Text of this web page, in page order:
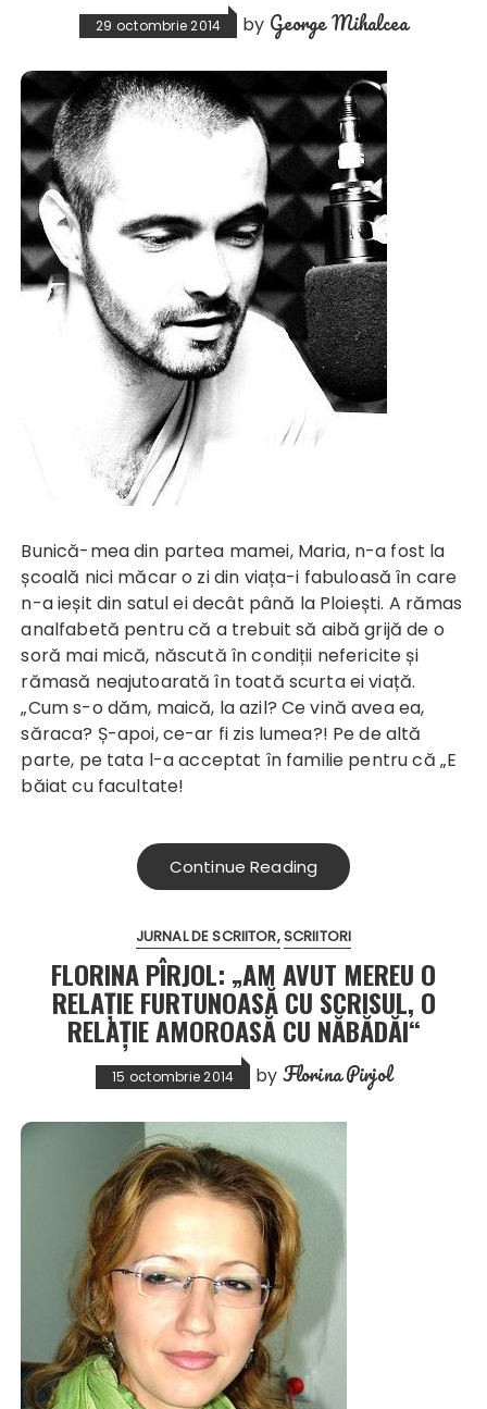
29 octombrie 2014 by George Mihalcea
Bunică-mea din partea mamei, Maria, n-a fost la
școală nici măcar o zi din viața-i fabuloasă în care
n-a ieșit din satul ei decât până la Ploiești. A rămas
analfabetă pentru că a trebuit să aibă grijă de o
soră mai mică, născută în condiții nefericite și
rămasă neajutoarată în toată scurta ei viață.
„Cum s-o dăm, maică, la azil? Ce vină avea ea,
săraca? Ș-apoi, ce-ar fi zis lumea?! Pe de altă
parte, pe tata l-a acceptat în familie pentru că „E
băiat cu facultate!
Continue Reading
JURNAL DE SCRIITOR SCRIITORI
FLORINA PÎRJOL: „AM AVUT MEREU O
RELAŢIE FURTUNOASĂ CU SCRISUL, O
RELAŢIE AMOROASĂ CU NĂBĂDĂI“
15 octombrie 2014 by Florina Pirjol